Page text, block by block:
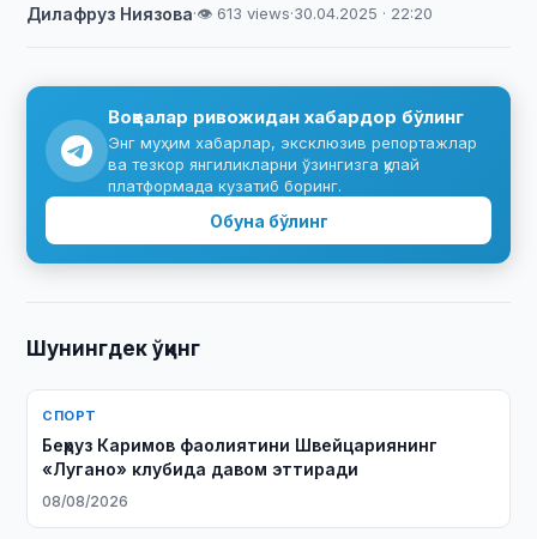
Дилафруз Ниязова·👁 613 views·30.04.2025 · 22:20
Воқеалар ривожидан хабардор бўлинг
Энг муҳим хабарлар, эксклюзив репортажлар
ва тезкор янгиликларни ўзингизга қулай
платформада кузатиб боринг.
Обуна бўлинг
Шунингдек ўқинг
СПОРТ
Беҳруз Каримов фаолиятини Швейцариянинг
«Лугано» клубида давом эттиради
08/08/2026